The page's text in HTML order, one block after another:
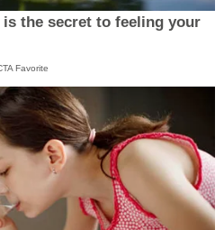
the secret to feeling your
Favorite